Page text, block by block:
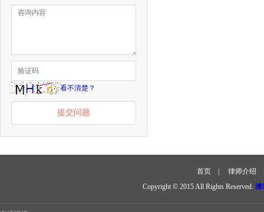
看不清楚？
提交问题
首页 律师介绍
Copyright © 2015 All Rights Reserved.潍